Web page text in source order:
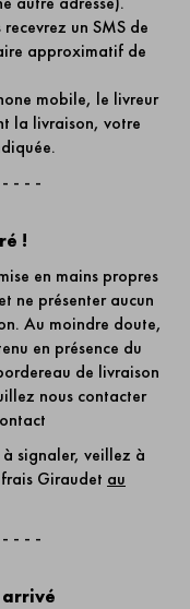
un SMS de
approximatif de
mobile, le livreur
la livraison, votre
- - -
!
en mains propres
ne présenter aucun
Au moindre doute,
en présence du
de livraison
nous contacter
signaler, veillez à
Giraudet au
- - -
arrivé